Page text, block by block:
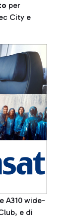
per
City e
A310 wide-
e di